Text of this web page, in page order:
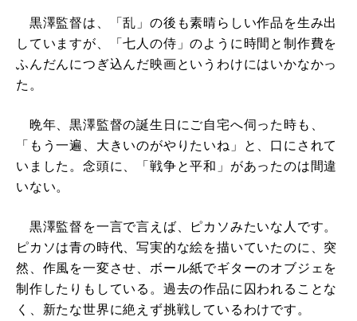
黒澤監督は、「乱」の後も素晴らしい作品を生み出
していますが、「七人の侍」のように時間と制作費を
ふんだんにつぎ込んだ映画というわけにはいかなかっ
た。
晩年、黒澤監督の誕生日にご自宅へ伺った時も、
「もう一遍、大きいのがやりたいね」と、口にされて
いました。念頭に、「戦争と平和」があったのは間違
いない。
黒澤監督を一言で言えば、ピカソみたいな人です。
ピカソは青の時代、写実的な絵を描いていたのに、突
然、作風を一変させ、ボール紙でギターのオブジェを
制作したりもしている。過去の作品に囚われることな
く、新たな世界に絶えず挑戦しているわけです。